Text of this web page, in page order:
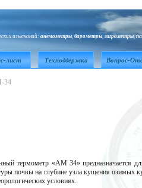
изысканий: анемометры, барометры, гигрометры,
лист Техподдержка Вопрос-
34
термометр «АМ 34» предназначается
почвы на глубине узла кущения озимых
условиях.